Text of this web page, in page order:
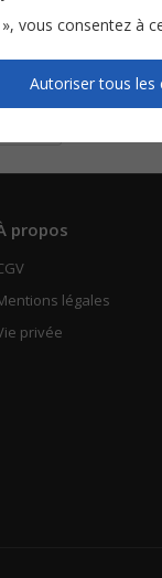
Je t'oublierai, je t'oublierai
propos
légales
privée
vous consentez à
Autoriser tous les